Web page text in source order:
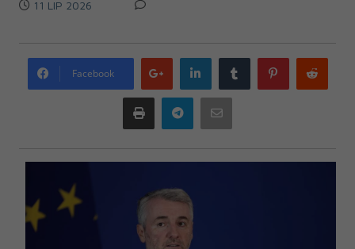
11 LIP 2026
Facebook
Google
plus
LinkedIn Tumblr Pinterest
Print Telegram